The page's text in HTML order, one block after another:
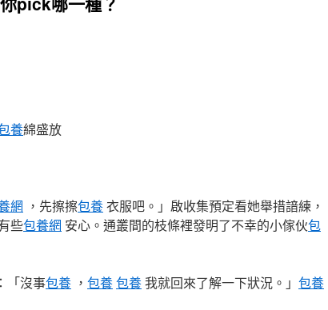
養綿盛放
網 ，先擦擦包養衣服吧。」啟收集預定看她舉措諳練，
些包養網 安心。通叢間的枝條裡發明了不幸的小傢伙包
「沒事包養 ， 包養包養我就回來了解一下狀況。」 包養